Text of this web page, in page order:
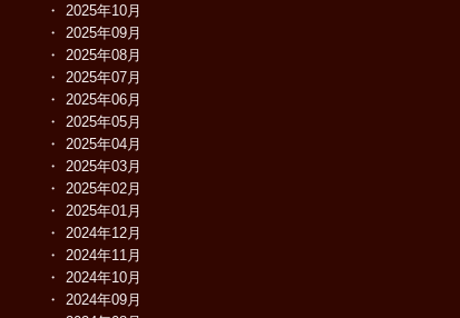
2025年10月
2025年09月
2025年08月
2025年07月
2025年06月
2025年05月
2025年04月
2025年03月
2025年02月
2025年01月
2024年12月
2024年11月
2024年10月
2024年09月